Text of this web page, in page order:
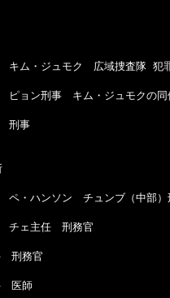
ュモク　広域捜査隊 犯罪捜
ン刑事　キム・ジュモクの同
事
ンソン　チュンブ（中部）
主任　刑務官
官
医師